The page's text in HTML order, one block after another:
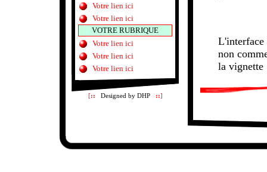
Votre lien ici
Votre lien ici
VOTRE RUBRIQUE
Votre lien ici
Votre lien ici
Votre lien ici
[:: Designed by DHP::]
L'interface
non
la vignette